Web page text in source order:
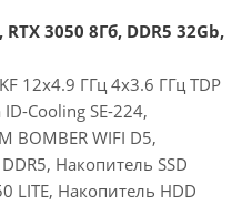
3050 8Гб, DDR5 32Gb,
12x4.9 ГГц 4x3.6 ГГц TDP
Cooling SE-224,
BOMBER WIFI D5,
Накопитель SSD
LITE, Накопитель HDD